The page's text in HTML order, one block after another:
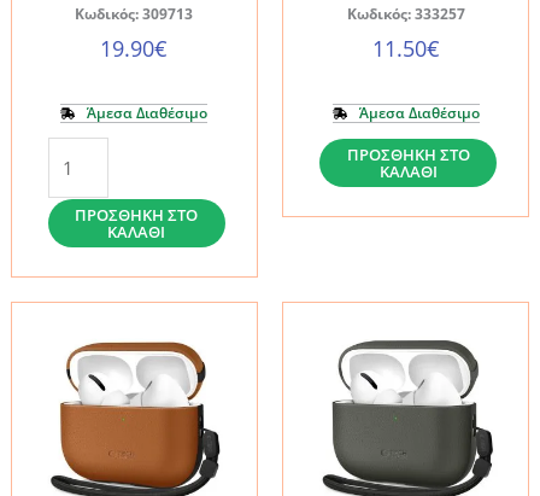
Κωδικός: 309713
19.90€
Άμεσα Διαθέσιμο
AirPods
Pro
3
Spigen
Core
Armor
Matte
Black
(ACS09833)
ΠΡΟΣΘΉΚΗ ΣΤΟ
ΚΑΛΆΘΙ
Κωδικός: 333257
11.50€
Άμεσα Διαθέσιμο
Θήκη
Apple
AirPods
Tech-
Protect
NaturalFit
Black
ποσότητα
ΠΡΟΣΘΉΚΗ ΣΤΟ
ΚΑΛΆΘΙ